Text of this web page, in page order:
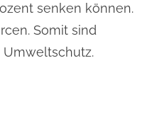
senken können.
Somit sind
Umweltschutz.